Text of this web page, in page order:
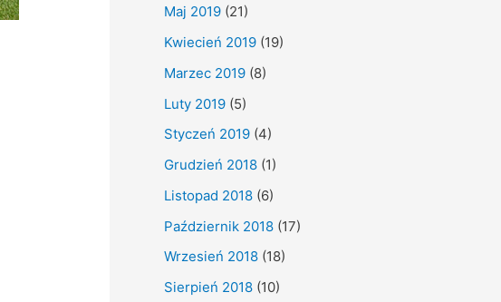
Maj 2019 (21)
Kwiecień 2019 (19)
Marzec 2019 (8)
Luty 2019 (5)
Styczeń 2019 (4)
Grudzień 2018 (1)
Listopad 2018 (6)
Październik 2018 (17)
Wrzesień 2018 (18)
Sierpień 2018 (10)